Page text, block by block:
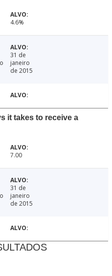
4.6%
31 de
janeiro
de 2015
it takes to receive a
7.00
31 de
janeiro
de 2015